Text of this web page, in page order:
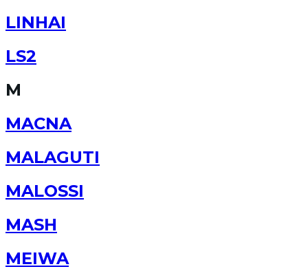
LINHAI
LS2
M
MACNA
MALAGUTI
MALOSSI
MASH
MEIWA